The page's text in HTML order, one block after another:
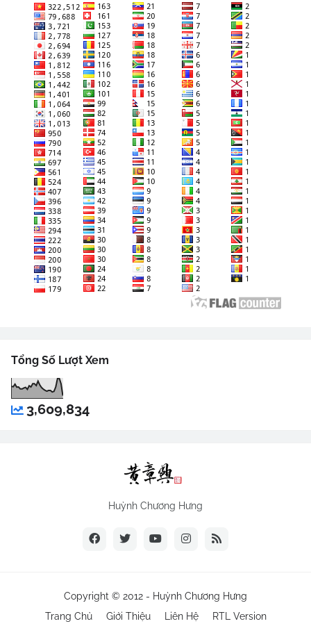
Tổng Số Lượt Xem
3,609,834
Huỳnh Chương Hưng
Copyright © 2012 - Huỳnh Chương Hưng
Trang Chủ
Giới Thiệu Liên Hệ RTL Version